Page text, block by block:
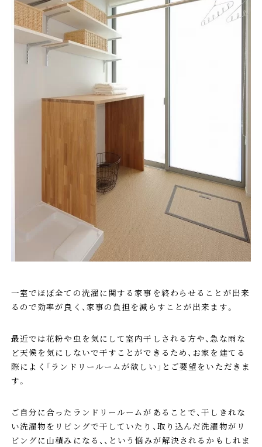
一室でほぼ全ての洗濯に関する家事を終わらせることが出来
るので効率が良く、家事の負担を減らすことが出来ます。
最近では花粉や虫を気にして室内干しされる方や、急な雨な
ど天候を気にしないで干すことができるため、お家を建てる
際によく「ランドリールームが欲しい」とご要望をいただきま
す。
ご自分に合ったランドリールームがあることで、干しきれな
い洗濯物をリビングで干していたり、取り込んだ洗濯物がリ
ビングに山積みになる、、という悩みが解決されるかもしれま